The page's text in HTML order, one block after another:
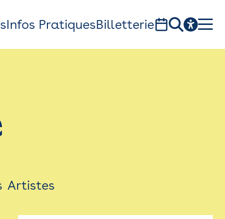
Infos PratiquesBilletterie
1, av. du Chateau d'eau - 31300 Toulouse
Artistes